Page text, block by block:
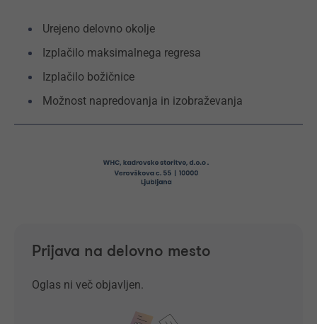
Urejeno delovno okolje
Izplačilo maksimalnega regresa
Izplačilo božičnice
Možnost napredovanja in izobraževanja
Prijava na delovno mesto
Oglas ni več objavljen.